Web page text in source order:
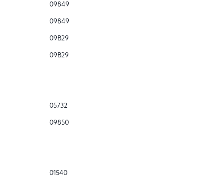
09849
09849
09B29
09B29
05732
09850
01540